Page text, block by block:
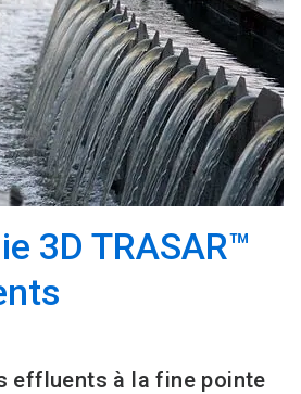
3D TRASAR™
effluents à la fine pointe